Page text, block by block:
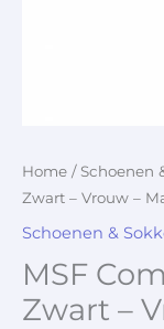
Home / Schoenen
Zwart – Vrouw –
Schoenen &
MSF
Zwart –